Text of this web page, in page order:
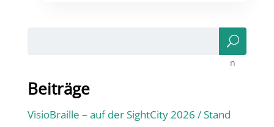
Suc
he
n
Beiträge
VisioBraille – auf der SightCity 2026 / Stand